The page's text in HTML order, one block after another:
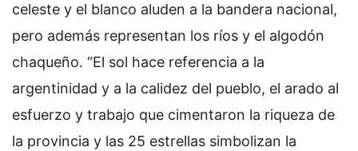
celeste y el blanco aluden a la bandera nacional,
pero además representan los ríos y el algodón
chaqueño. “El sol hace referencia a la
argentinidad y a la calidez del pueblo, el arado al
esfuerzo y trabajo que cimentaron la riqueza de
la provincia y las 25 estrellas simbolizan la